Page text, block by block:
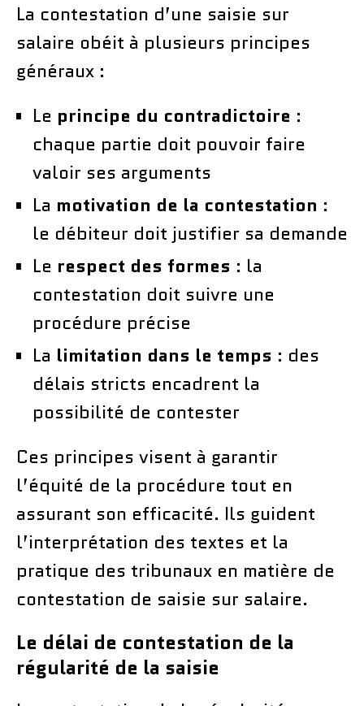
La contestation d’une saisie sur
salaire obéit à plusieurs principes
généraux :
Le principe du contradictoire :
chaque partie doit pouvoir faire
valoir ses arguments
La motivation de la contestation :
le débiteur doit justifier sa demande
Le respect des formes : la
contestation doit suivre une
procédure précise
La limitation dans le temps : des
délais stricts encadrent la
possibilité de contester
Ces principes visent à garantir
l’équité de la procédure tout en
assurant son efficacité. Ils guident
l’interprétation des textes et la
pratique des tribunaux en matière de
contestation de saisie sur salaire.
Le délai de contestation de la
régularité de la saisie